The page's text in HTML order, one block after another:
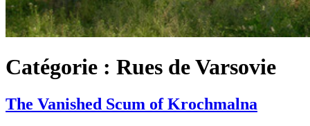
Catégorie : Rues de Varsovie
The Vanished Scum of Krochmalna